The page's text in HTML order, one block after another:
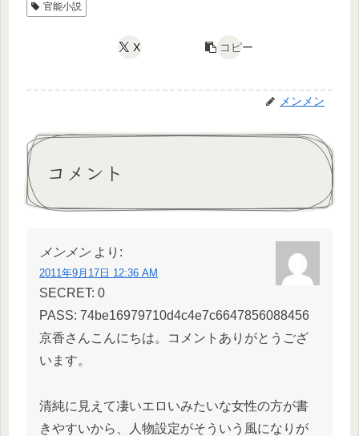
官能小説
X コピー
メンメン
コメント
メンメン より:
2011年9月17日 12:36 AM
SECRET: 0
PASS: 74be16979710d4c4e7c6647856088456
京香さんこんにちは。コメントありがとうござ
います。
清純に見えて凄いエロいみたいな女性の方が書
きやすいから、人物設定がそういう風になりが